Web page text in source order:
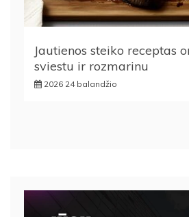
Jautienos steiko receptas
sviestu ir rozmarinu
2026 24 balandžio